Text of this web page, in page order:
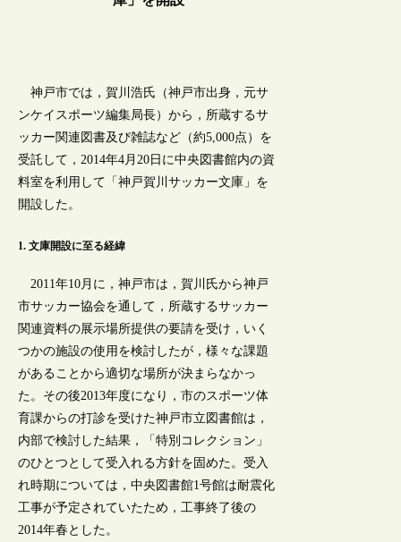
神戸市では，賀川浩氏（神戸市出身，元サ
ンケイスポーツ編集局長）から，所蔵するサ
ッカー関連図書及び雑誌など（約5,000点）を
受託して，2014年4月20日に中央図書館内の資
料室を利用して「神戸賀川サッカー文庫」を
開設した。
1. 文庫開設に至る経緯
2011年10月に，神戸市は，賀川氏から神戸
市サッカー協会を通して，所蔵するサッカー
関連資料の展示場所提供の要請を受け，いく
つかの施設の使用を検討したが，様々な課題
があることから適切な場所が決まらなかっ
た。その後2013年度になり，市のスポーツ体
育課からの打診を受けた神戸市立図書館は，
内部で検討した結果，「特別コレクション」
のひとつとして受入れる方針を固めた。受入
れ時期については，中央図書館1号館は耐震化
工事が予定されていたため，工事終了後の
2014年春とした。